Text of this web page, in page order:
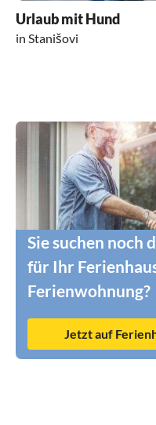
Urlaub mit Hund
in Stanišovi
Sie suchen noch
für Ihr
Ferienwohnung?
Jetzt auf